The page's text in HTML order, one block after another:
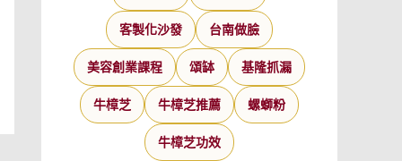
客製化沙發 台南做臉
美容創業課程 頌缽 基隆抓漏
牛樟芝 牛樟芝推薦 螺螄粉
牛樟芝功效